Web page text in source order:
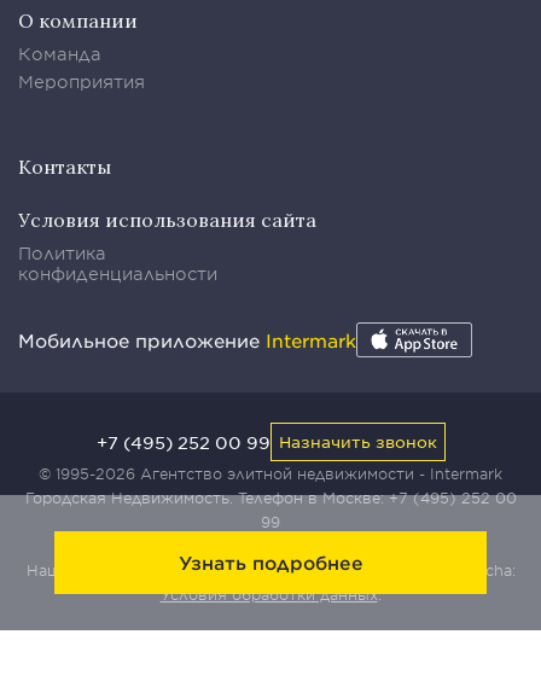
Узнать подробнее
О компании
Команда
Мероприятия
Контакты
Условия использования сайта
Политика
конфиденциальности
Мобильное приложение Intermark
© 1995-2026 Агентство элитной недвижимости - Intermark
Городская Недвижимость. Телефон в Москве:+7 (495) 252 00
99
Наш сайт защищен с помощью сервиса Yandex SmartCaptcha:
Условия обработки данных.
+7 (495) 252 00 99 Назначить звонок